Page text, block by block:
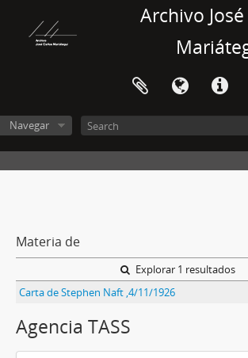
Archivo
Navegar
Materia de
Explorar 1 resultados
Carta de Stephen Naft ,4/11/1926
Agencia TASS